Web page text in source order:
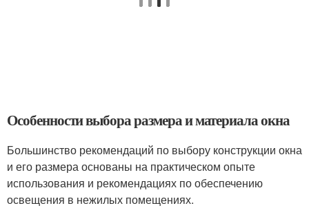
Особенности выбора размера и материала окна
Большинство рекомендаций по выбору конструкции окна
и его размера основаны на практическом опыте
использования и рекомендациях по обеспечению
освещения в нежилых помещениях.